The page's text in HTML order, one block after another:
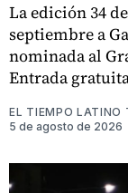
La edición 34
septiembre a
nominada al
Entrada
EL TIEMPO LATINO
5 de agosto de 2026